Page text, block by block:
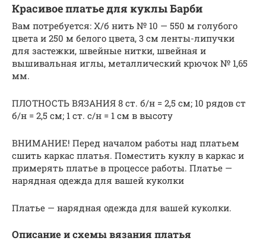
Красивое платье для куклы Барби
Вам потребуется: Х/б нить № 10 — 550 м голубого
цвета и 250 м белого цвета, 3 см ленты-липучки
для застежки, швейные нитки, швейная и
вышивальная иглы, металлический крючок № 1,65
мм.
ПЛОТНОСТЬ ВЯЗАНИЯ 8 ст. б/н = 2,5 см; 10 рядов ст
б/н = 2,5 см; 1 ст. с/н = 1 см в высоту
ВНИМАНИЕ! Перед началом работы над платьем
сшить каркас платья. Поместить куклу в каркас и
примерять платье в процессе работы. Платье —
нарядная одежда для вашей куколки
Платье — нарядная одежда для вашей куколки.
Описание и схемы вязания платья